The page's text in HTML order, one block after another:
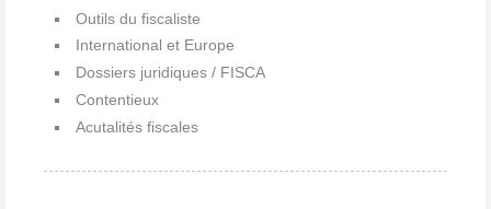
Outils du fiscaliste
International et Europe
Dossiers juridiques / FISCA
Contentieux
Acutalités fiscales